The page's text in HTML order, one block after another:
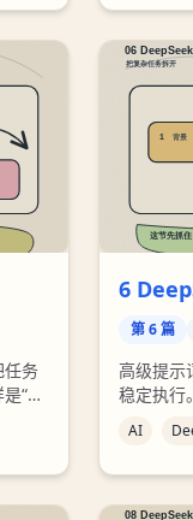
任务
“写
常处
6
第6篇
高级提示
稳定执行
会先让
检查。
AI